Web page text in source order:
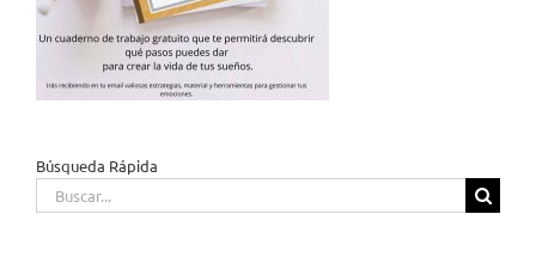
Búsqueda Rápida
Buscar: